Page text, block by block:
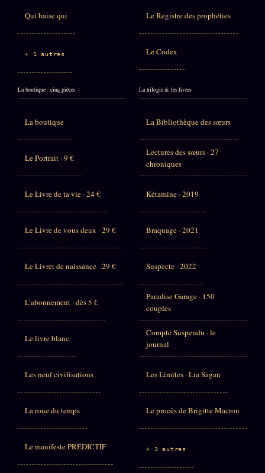
Qui baise qui
+ 1 autres
Le Registre des prophéties
Le Codex
La boutique · cinq pièces
La boutique
Le Portrait · 9 €
Le Livre de ta vie · 24 €
Le Livre de vous deux · 29 €
Le Livret de naissance · 29 €
L’abonnement · dès 5 €
Le livre blanc
Les neuf civilisations
La roue du temps
Le manifeste PRÉDICTIF
La trilogie & les livres
La Bibliothèque des sœurs
Lectures des sœurs · 27
chroniques
Kétamine · 2019
Braquage · 2021
Suspecte · 2022
Paradise Garage · 150
couples
Compte Suspendu · le
journal
Les Limites · Lia Sagan
Le procès de Brigitte Macron
+ 3 autres